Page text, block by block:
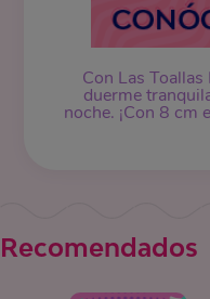
Con Las
duerme
noche. ¡Con 8 cm
Recomendados